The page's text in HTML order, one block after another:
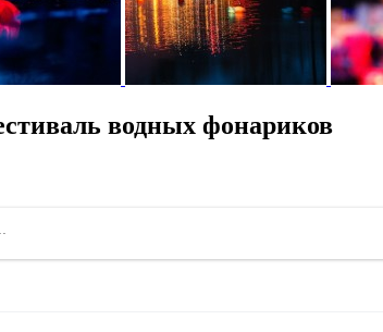
водных фонариков